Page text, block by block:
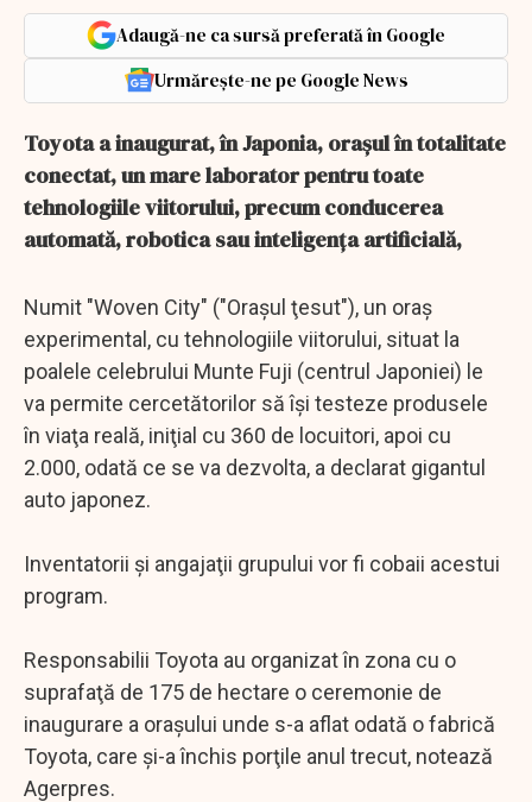
Adaugă-ne ca sursă preferată în Google
Urmărește-ne pe Google News
Toyota a inaugurat, în Japonia, oraşul în totalitate
conectat, un mare laborator pentru toate
tehnologiile viitorului, precum conducerea
automată, robotica sau inteligenţa artificială,
Numit "Woven City" ("Oraşul ţesut"), un oraș
experimental, cu tehnologiile viitorului, situat la
poalele celebrului Munte Fuji (centrul Japoniei) le
va permite cercetătorilor să îşi testeze produsele
în viaţa reală, iniţial cu 360 de locuitori, apoi cu
2.000, odată ce se va dezvolta, a declarat gigantul
auto japonez.
Inventatorii şi angajaţii grupului vor fi cobaii acestui
program.
Responsabilii Toyota au organizat în zona cu o
suprafaţă de 175 de hectare o ceremonie de
inaugurare a oraşului unde s-a aflat odată o fabrică
Toyota, care şi-a închis porţile anul trecut, notează
Agerpres.